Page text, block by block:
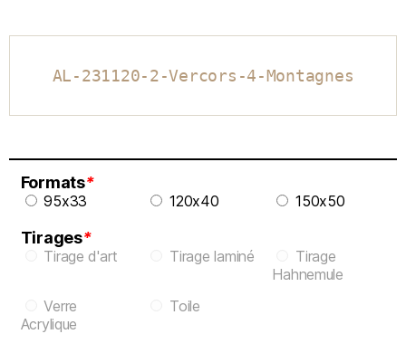
AL-231120-2-Vercors-4-Montagnes
Formats*
95x33 120x40 150x50
Tirages*
Tirage d'art Tirage laminé
Tirage
Hahnemule
Verre
Acrylique
Toile